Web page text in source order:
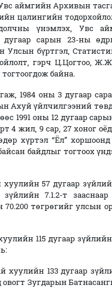
аймгийн Архивын
цалингийн
үнэмлэх, Увс
сарын 23-ны
бүртгэл,
гэрч Ц.Цогтоо,
байна.
1984 оны 3 дугаар
Ахуй үйлчилгээний төвд
1991 оны 12 дугаар
4 жил, 9 сар, 27 хоног
хүртэл “Ёл”
байдлыг тогтоох
57 дугаар
7.1.2-т зааснаар
төгрөгийг улсын
115 дугаар зүйлийн
133 дугаар
овогт Зугдарын